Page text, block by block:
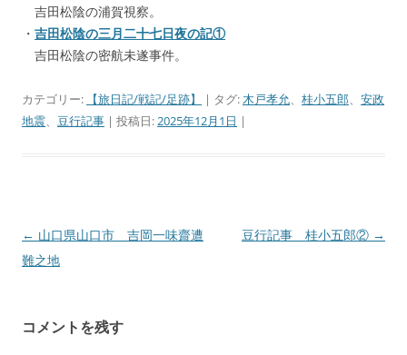
吉田松陰の浦賀視察。
・ 吉田松陰の三月二十七日夜の記①
吉田松陰の密航未遂事件。
カテゴリー: 【旅日記/戦記/足跡】 | タグ:木戸孝允、 桂小五郎、 安政
地震、 豆行記事 | 投稿日:2025年12月1日 |
投
稿
ゲ
← 山口県山口市 吉岡一味齋遭
難之地
豆行記事 桂小五郎② →
コメントを残す